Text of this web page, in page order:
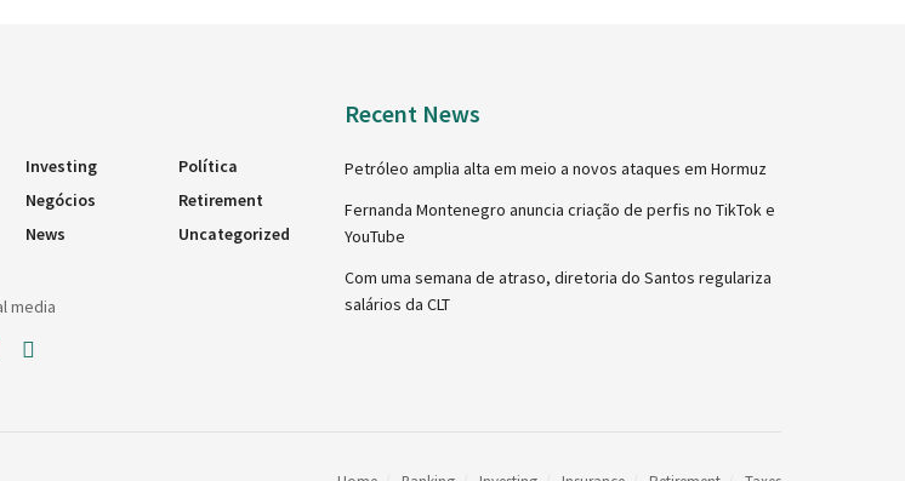
Investing
Negócios
News
Política
Retirement
Uncategorized
media
Recent News
Petróleo amplia alta em meio a novos ataques em Hormuz
Fernanda Montenegro anuncia criação de perfis no TikTok e
YouTube
Com uma semana de atraso, diretoria do Santos regulariza
salários da CLT